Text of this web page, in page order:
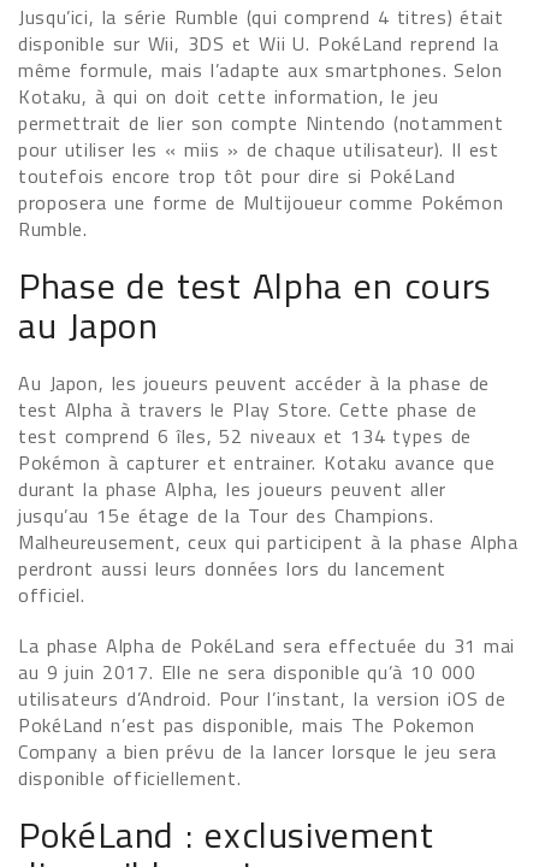
Jusqu’ici, la série Rumble (qui comprend 4 titres) était
disponible sur Wii, 3DS et Wii U. PokéLand reprend la
même formule, mais l’adapte aux smartphones. Selon
Kotaku, à qui on doit cette information, le jeu
permettrait de lier son compte Nintendo (notamment
pour utiliser les « miis » de chaque utilisateur). Il est
toutefois encore trop tôt pour dire si PokéLand
proposera une forme de Multijoueur comme Pokémon
Rumble.
Phase de test Alpha en cours
au Japon
Au Japon, les joueurs peuvent accéder à la phase de
test Alpha à travers le Play Store. Cette phase de
test comprend 6 îles, 52 niveaux et 134 types de
Pokémon à capturer et entrainer. Kotaku avance que
durant la phase Alpha, les joueurs peuvent aller
jusqu’au 15e étage de la Tour des Champions.
Malheureusement, ceux qui participent à la phase Alpha
perdront aussi leurs données lors du lancement
officiel.
La phase Alpha de PokéLand sera effectuée du 31 mai
au 9 juin 2017. Elle ne sera disponible qu’à 10 000
utilisateurs d’Android. Pour l’instant, la version iOS de
PokéLand n’est pas disponible, mais The Pokemon
Company a bien prévu de la lancer lorsque le jeu sera
disponible officiellement.
PokéLand : exclusivement